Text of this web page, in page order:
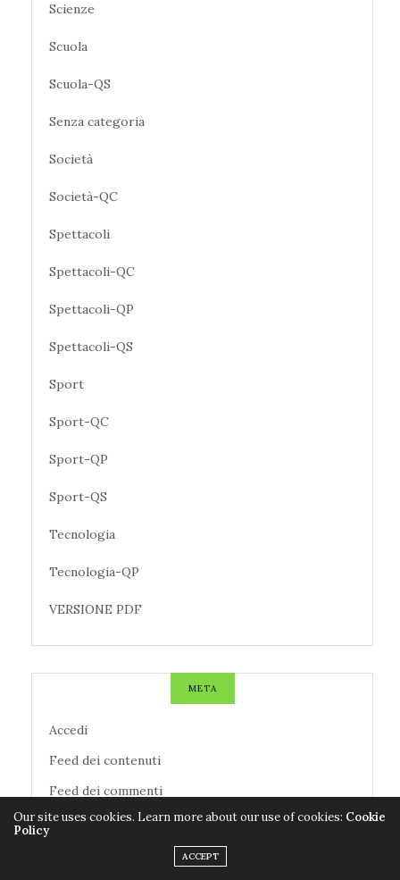
Scienze
Scuola
Scuola-QS
Senza categoria
Società
Società-QC
Spettacoli
Spettacoli-QC
Spettacoli-QP
Spettacoli-QS
Sport
Sport-QC
Sport-QP
Sport-QS
Tecnologia
Tecnologia-QP
VERSIONE PDF
META
Accedi
Feed dei contenuti
Feed dei commenti
WordPress.org
Our site uses cookies. Learn more about our use of cookies: Cookie
Policy
ACCEPT